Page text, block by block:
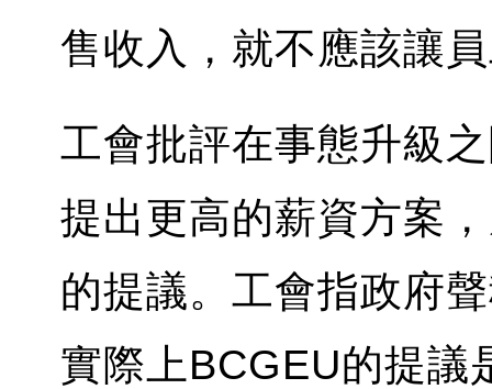
售收入，就不應該讓
工會批評在事態升級
提出更高的薪資方案
的提議。工會指政府
實際上BCGEU的提議